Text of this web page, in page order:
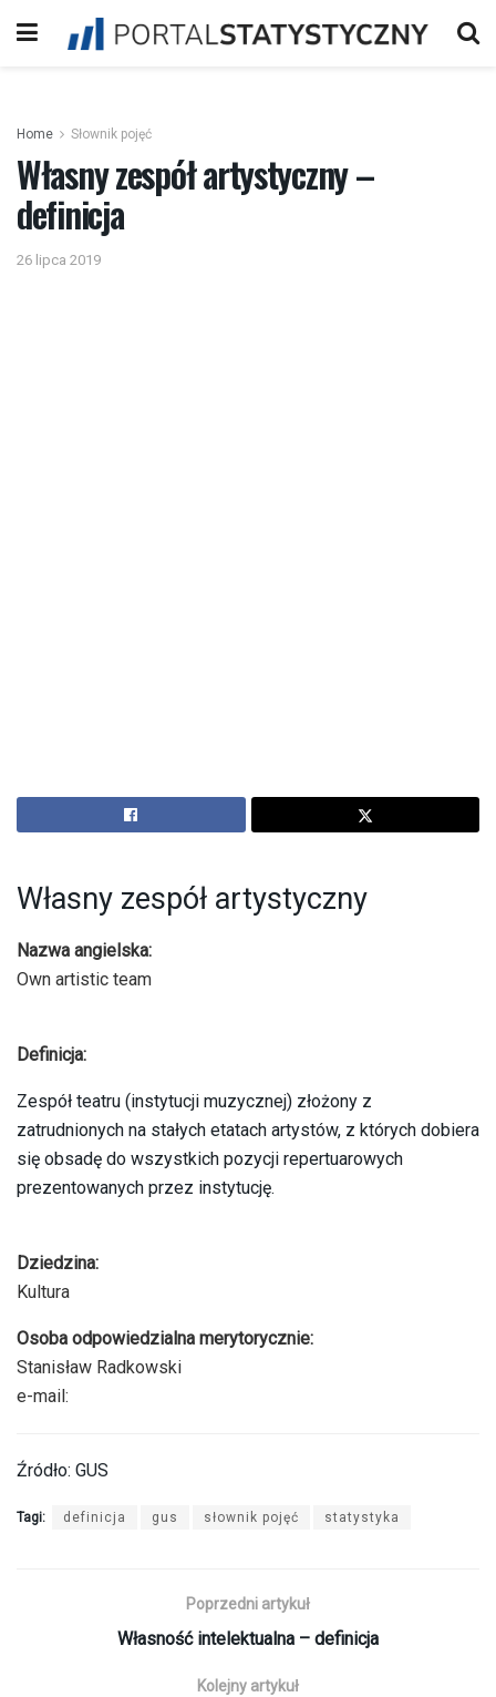
Home Słownik pojęć
Własny zespół artystyczny –
definicja
26 lipca 2019
Własny zespół artystyczny
Nazwa angielska:
Own artistic team
Definicja:
Zespół teatru (instytucji muzycznej) złożony z
zatrudnionych na stałych etatach artystów, z których dobiera
się obsadę do wszystkich pozycji repertuarowych
prezentowanych przez instytucję.
Dziedzina:
Kultura
Osoba odpowiedzialna merytorycznie:
Stanisław Radkowski
e-mail:
Źródło: GUS
Tagi: definicja gus słownik pojęć statystyka
Poprzedni artykuł
Własność intelektualna – definicja
Kolejny artykuł